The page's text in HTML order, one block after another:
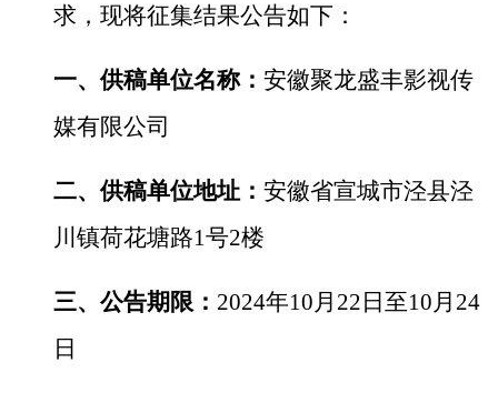
求，现将征集结果公告如下：
一、供稿单位名称： 安徽聚龙盛丰影视传
媒有限公司
二、供稿单位地址： 安徽省宣城市泾县泾
川镇荷花塘路1号2楼
三、公告期限： 2024年10月22日至10月24
日